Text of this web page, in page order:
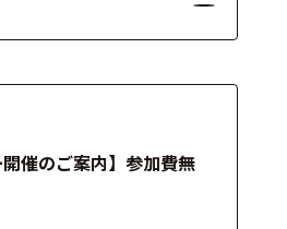
介いたします。 製品担当者が常
催のご案内】参加費無